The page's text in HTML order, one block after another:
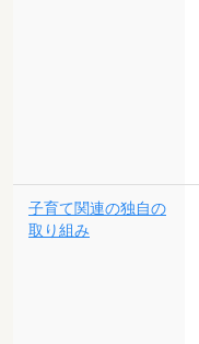
子育て関連の独自の
取り組み